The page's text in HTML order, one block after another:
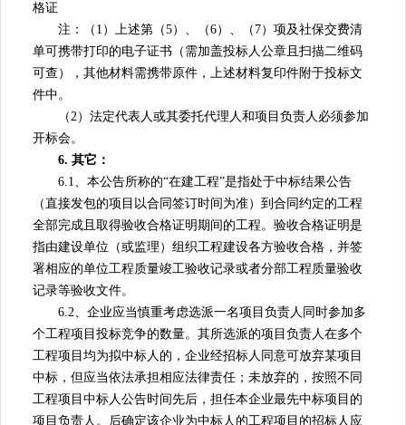
格证
注：（1）上述第（5）、（6）、（7）项及社保交费清
单可携带打印的电子证书（需加盖投标人公章且扫描二维码
可查），其他材料需携带原件，上述材料复印件附于投标文
件中。
（2）法定代表人或其委托代理人和项目负责人必须参加
开标会。
6. 其它：
6.1、本公告所称的“在建工程”是指处于中标结果公告
（直接发包的项目以合同签订时间为准）到合同约定的工程
全部完成且取得验收合格证明期间的工程。验收合格证明是
指由建设单位（或监理）组织工程建设各方验收合格，并签
署相应的单位工程质量竣工验收记录或者分部工程质量验收
记录等验收文件。
6.2、企业应当慎重考虑选派一名项目负责人同时参加多
个工程项目投标竞争的数量。其所选派的项目负责人在多个
工程项目均为拟中标人的，企业经招标人同意可放弃某项目
中标，但应当依法承担相应法律责任；未放弃的，按照不同
工程项目中标人公告时间先后，担任本企业最先中标项目的
项目负责人。后确定该企业为中标人的工程项目的招标人应